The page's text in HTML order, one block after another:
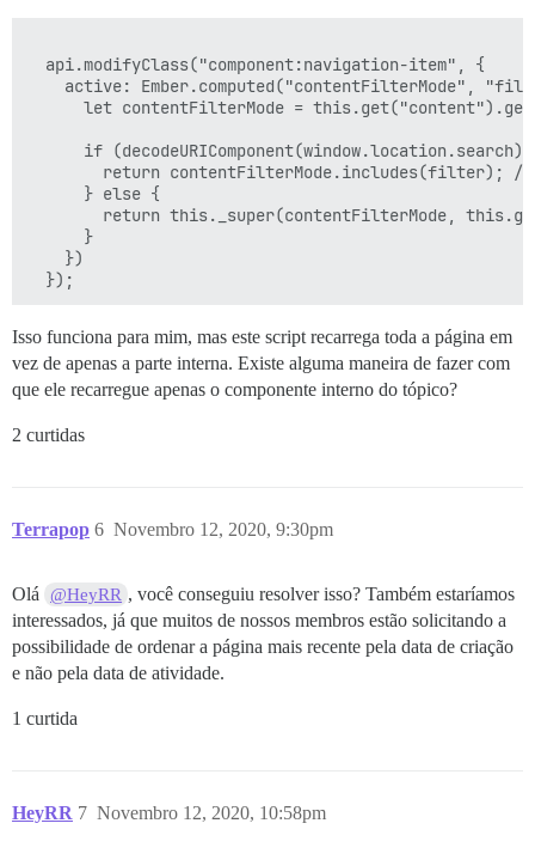
  api.modifyClass("component:navigation-item", {
active: Ember.computed("contentFilterMode",
let contentFilterMode =
if
return contentFilterMode.includes(filter);
      } else {
return this._super(contentFilterMode,
      }
    })
Isso funciona para mim, mas este script recarrega toda a página em
vez de apenas a parte interna. Existe alguma maneira de fazer com
que ele recarregue apenas o componente interno do tópico?
2 curtidas
Terrapop Novembro 12, 2020, 9:30pm
6
Olá @HeyRR , você conseguiu resolver isso? Também estaríamos
interessados, já que muitos de nossos membros estão solicitando a
possibilidade de ordenar a página mais recente pela data de criação
e não pela data de atividade.
1 curtida
HeyRR Novembro 12, 2020, 10:58pm
7